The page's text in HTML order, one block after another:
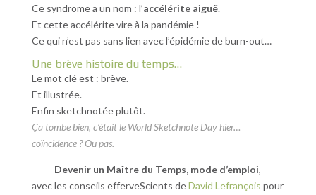
Ce syndrome a un nom : l’accélérite aiguë.
Et cette accélérite vire à la pandémie !
Ce qui n’est pas sans lien avec l’épidémie de burn-out…
Une brève histoire du temps…
Le mot clé est : brève.
Et illustrée.
Enfin sketchnotée plutôt.
Ça tombe bien, c’était le World Sketchnote Day hier…
coïncidence ? Ou pas.
Devenir un Maître du Temps, mode d’emploi,
avec les conseils efferveScients deDavid Lefrançois pour